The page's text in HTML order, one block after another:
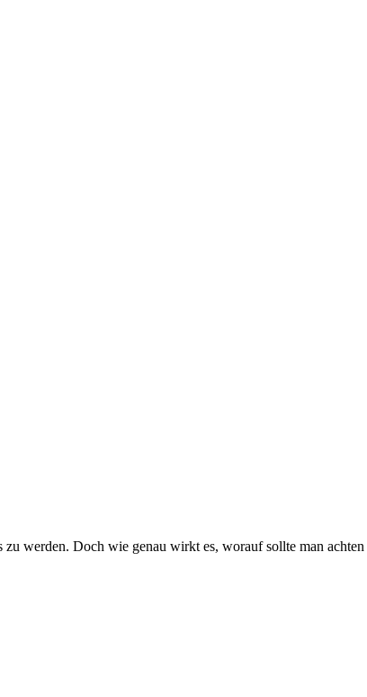
werden. Doch wie genau wirkt es, worauf sollte man